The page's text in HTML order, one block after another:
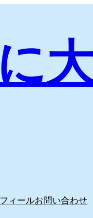
ィールお問い合わせ